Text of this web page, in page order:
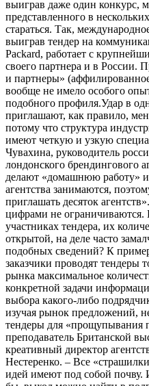
выиграв даже один конкурс,
представленного в
стараться. Так,
выиграв тендер на
Packard, работает с
своего партнера и в России.
и пapтнepы»
вообще не имело особого
подобного профиля.Удар в
приглашают, как правило,
потому что структура
имеют четкую и узкую
Чувахина, руководитель
лондонского брендингового
делают «домашнюю работу»
агентства занимаются,
приглашать десяток
цифрами не
участниках тендера, их
открытой, на деле часто
подобных сведений? К
заказчики проводят тендеры
рынка максимальное
конкретной задачи
выбора какого-либо
изучая рынок предложений,
тендеры для «прощупывания
преподаватель Британской
креативный директор
Нестеренко. – Все
идей имеют под собой почву.